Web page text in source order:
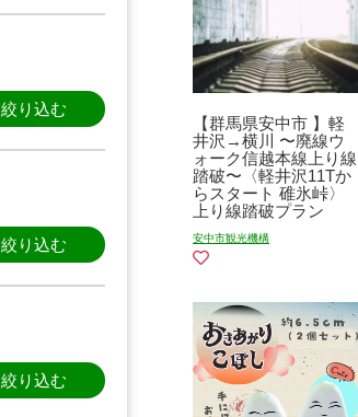
絞り込む
絞り込む
絞り込む
【群馬県安中市 】軽
井沢→横川 〜廃線ウ
ォーク信越本線上り線
踏破〜〈軽井沢11Tか
らスタート 碓氷峠〉
上り線踏破プラン
安中市観光機構